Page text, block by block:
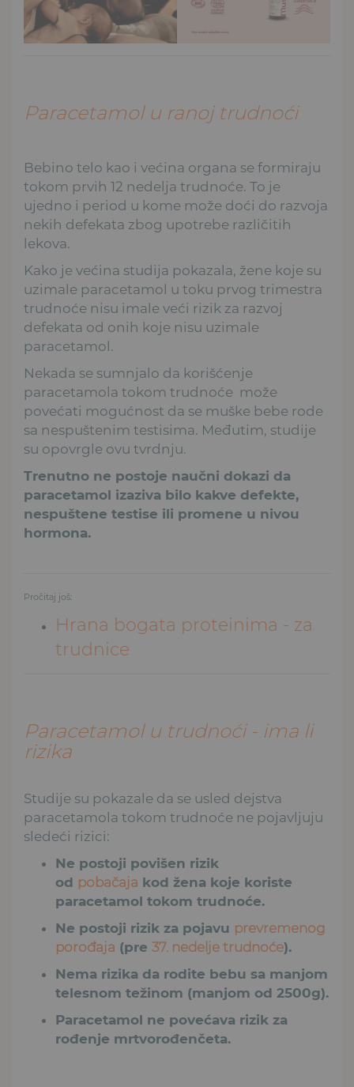
Paracetamol u ranoj trudnoći
Bebino telo kao i većina organa se formiraju
tokom prvih 12 nedelja trudnoće. To je
ujedno i period u kome može doći do razvoja
nekih defekata zbog upotrebe različitih
lekova.
Kako je većina studija pokazala, žene koje su
uzimale paracetamol u toku prvog trimestra
trudnoće nisu imale veći rizik za razvoj
defekata od onih koje nisu uzimale
paracetamol.
Nekada se sumnjalo da korišćenje
paracetamola tokom trudnoće može
povećati mogućnost da se muške bebe rode
sa nespuštenim testisima. Međutim, studije
su opovrgle ovu tvrdnju.
Trenutno ne postoje naučni dokazi da
paracetamol izaziva bilo kakve defekte,
nespuštene testise ili promene u nivou
hormona.
Pročitaj još:
Hrana bogata proteinima - za
trudnice
Paracetamol u trudnoći - ima li
rizika
Studije su pokazale da se usled dejstva
paracetamola tokom trudnoće ne pojavljuju
sledeći rizici:
Ne postoji povišen rizik
od pobačaja kod žena koje koriste
paracetamol tokom trudnoće.
Ne postoji rizik za pojavu prevremenog
porođaja (pre 37. nedelje trudnoće).
Nema rizika da rodite bebu sa manjom
telesnom težinom (manjom od 2500g).
Paracetamol ne povećava rizik za
rođenje mrtvorođenčeta.